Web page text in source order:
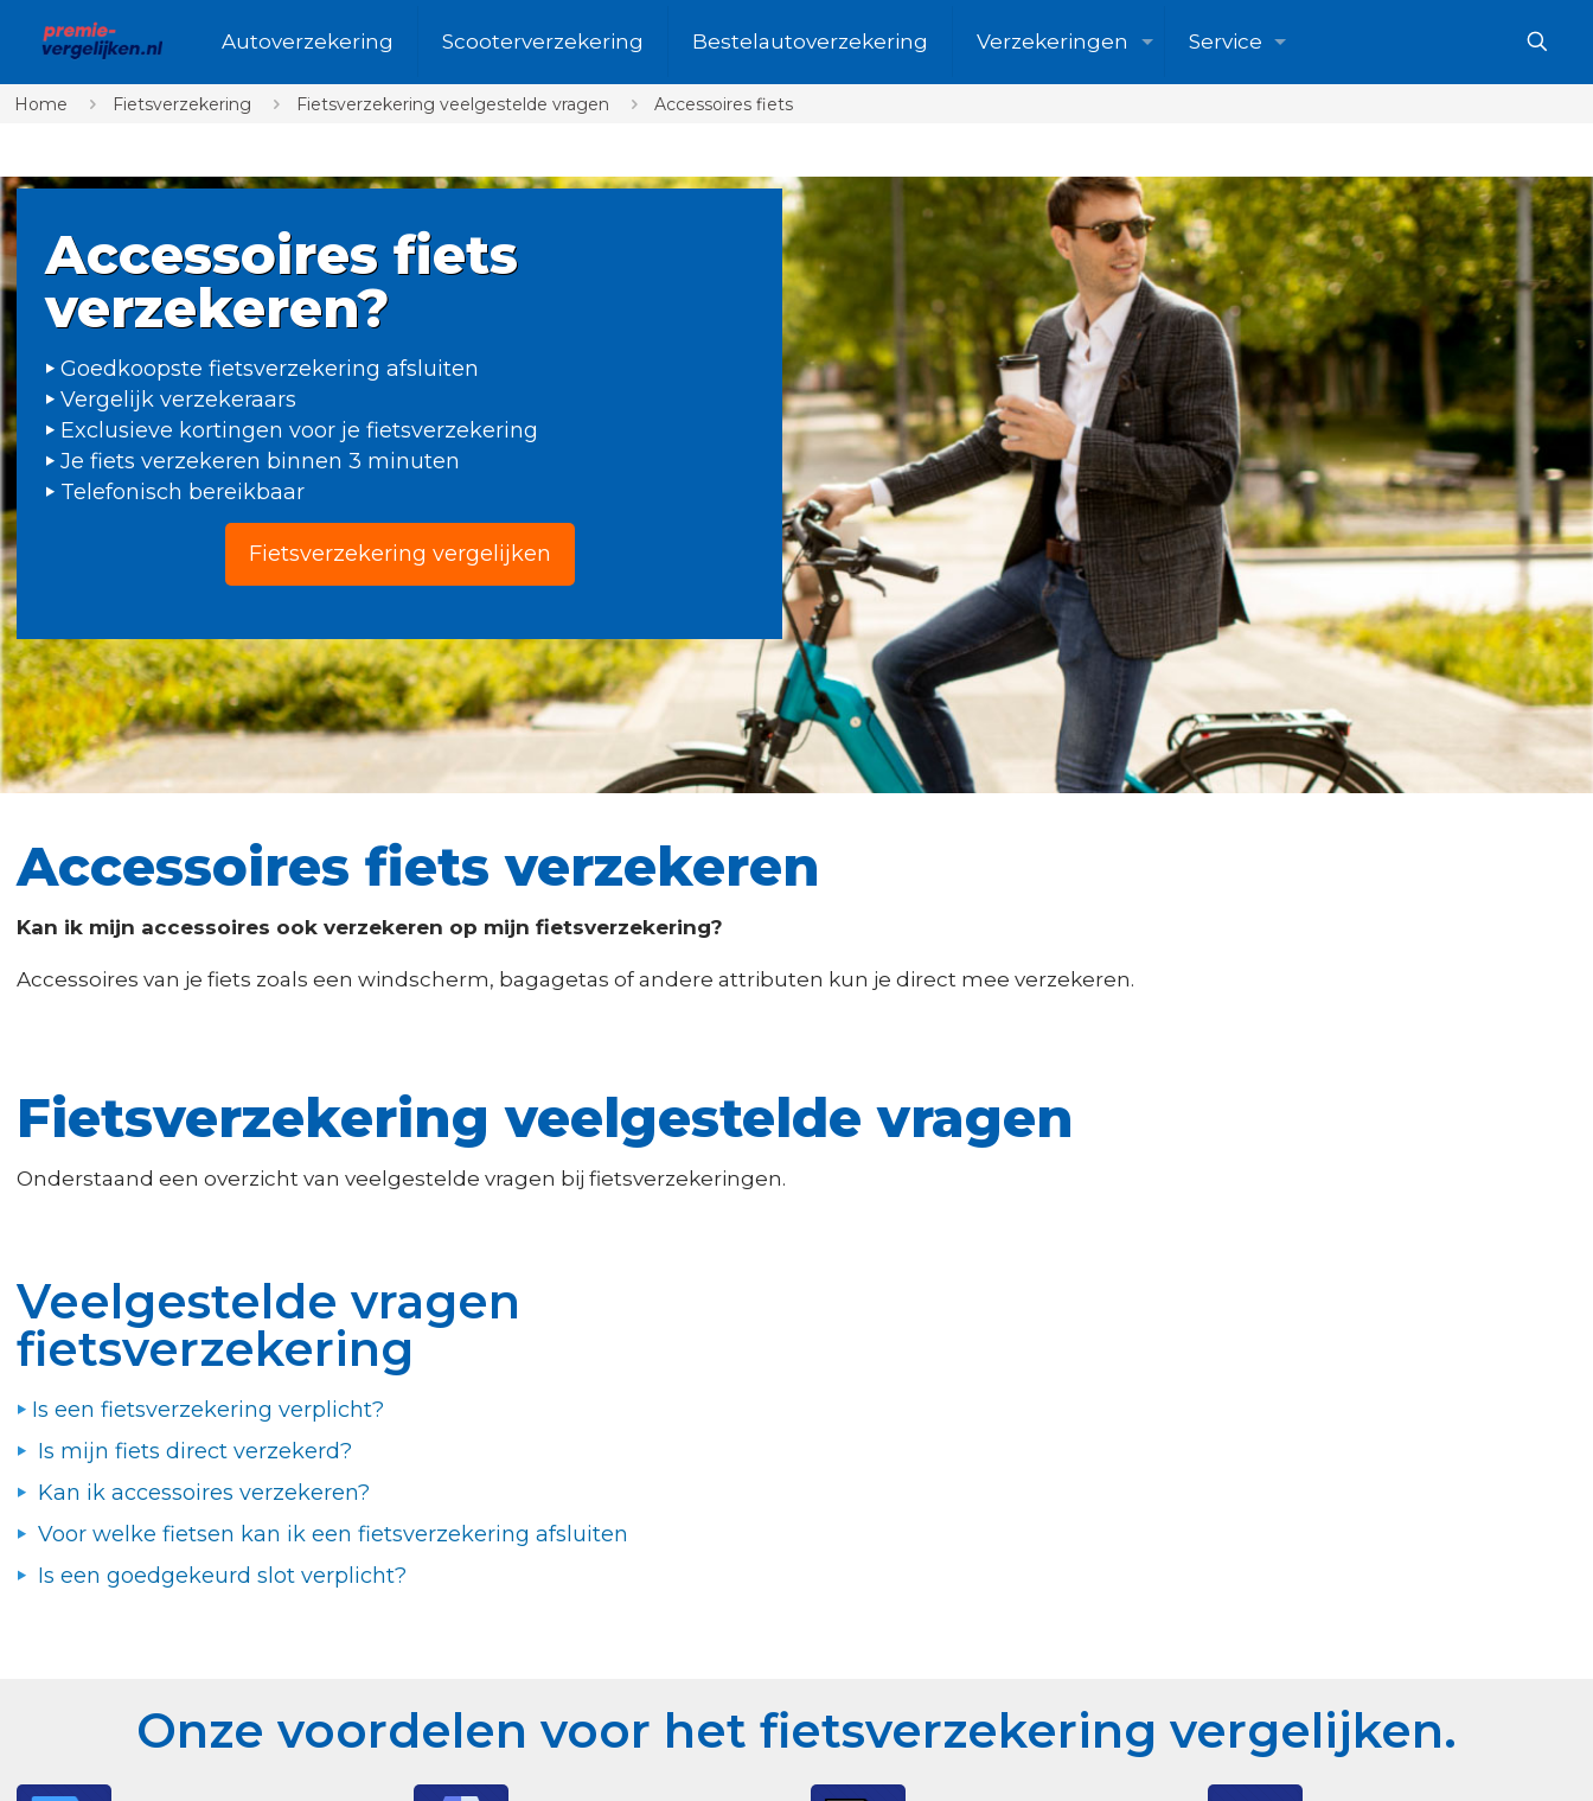
Autoverzekering Scooterverzekering Bestelautoverzekering Verzekeringen Service
Home Fietsverzekering Fietsverzekering veelgestelde vragen Accessoires fiets
Accessoires fiets
verzekeren?
Goedkoopste fietsverzekering afsluiten
Vergelijk verzekeraars
Exclusieve kortingen voor je fietsverzekering
Je fiets verzekeren binnen 3 minuten
Telefonisch bereikbaar
Fietsverzekering vergelijken
Accessoires fiets verzekeren
Kan ik mijn accessoires ook verzekeren op mijn fietsverzekering?
Accessoires van je fiets zoals een windscherm, bagagetas of andere attributen kun je direct mee verzekeren.
Fietsverzekering veelgestelde vragen
Onderstaand een overzicht van veelgestelde vragen bij fietsverzekeringen.
Veelgestelde vragen
fietsverzekering
Is een fietsverzekering verplicht?
Is mijn fiets direct verzekerd?
Kan ik accessoires verzekeren?
Voor welke fietsen kan ik een fietsverzekering afsluiten
Is een goedgekeurd slot verplicht?
Onze voordelen voor het fietsverzekering vergelijken.